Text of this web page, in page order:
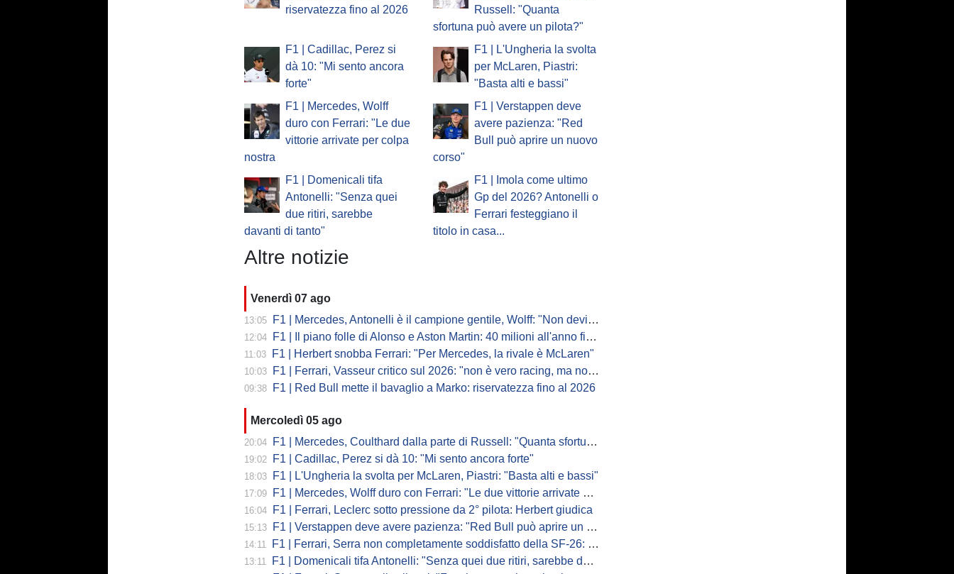
riservatezza fino al 2026
Russell: "Quanta
sfortuna può avere un pilota?"
F1 | Cadillac, Perez si
dà 10: "Mi sento ancora
forte"
F1 | L'Ungheria la svolta
per McLaren, Piastri:
"Basta alti e bassi"
F1 | Mercedes, Wolff
duro con Ferrari: "Le due
vittorie arrivate per colpa
nostra
F1 | Verstappen deve
avere pazienza: "Red
Bull può aprire un nuovo
corso"
F1 | Domenicali tifa
Antonelli: "Senza quei
due ritiri, sarebbe
davanti di tanto"
F1 | Imola come ultimo
Gp del 2026? Antonelli o
Ferrari festeggiano il
titolo in casa...
Altre notizie
Venerdì 07 ago
13:05 F1 | Mercedes, Antonelli è il campione gentile, Wolff: "Non devi essere stronzo per vincere"
12:04 F1 | Il piano folle di Alonso e Aston Martin: 40 milioni all'anno fino ai 47 anni di Nando
11:03 F1 | Herbert snobba Ferrari: "Per Mercedes, la rivale è McLaren"
10:03 F1 | Ferrari, Vasseur critico sul 2026: "non è vero racing, ma non è artificiale"
09:38 F1 | Red Bull mette il bavaglio a Marko: riservatezza fino al 2026
Mercoledì 05 ago
20:04 F1 | Mercedes, Coulthard dalla parte di Russell: "Quanta sfortuna può avere un pilota?"
19:02 F1 | Cadillac, Perez si dà 10: "Mi sento ancora forte"
18:03 F1 | L'Ungheria la svolta per McLaren, Piastri: "Basta alti e bassi"
17:09 F1 | Mercedes, Wolff duro con Ferrari: "Le due vittorie arrivate per colpa nostra
16:04 F1 | Ferrari, Leclerc sotto pressione da 2° pilota: Herbert giudica
15:13 F1 | Verstappen deve avere pazienza: "Red Bull può aprire un nuovo corso"
14:11 F1 | Ferrari, Serra non completamente soddisfatto della SF-26: "Non è solo la mia macchina"
13:11 F1 | Domenicali tifa Antonelli: "Senza quei due ritiri, sarebbe davanti di tanto"